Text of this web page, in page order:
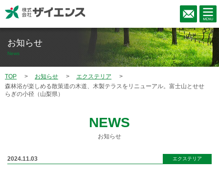
お知らせ
News
TOP お知らせ
エクステリア
森林浴が楽しめる散策道の木道、木製テラスをリニューアル。富士山とせせ
らぎの小径（山梨県）
NEWS
お知らせ
2024.11.03 エクステリア